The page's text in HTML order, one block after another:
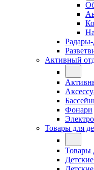
Активный
Фонари
Товары для
Товары